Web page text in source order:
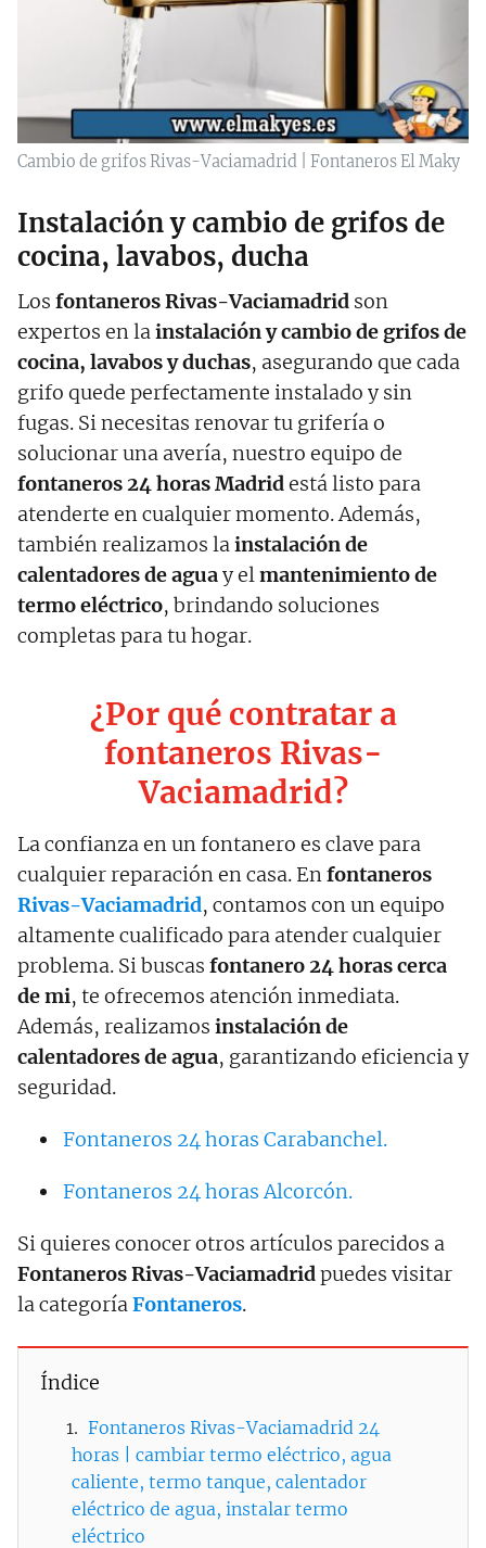
Cambio de grifos Rivas-Vaciamadrid | Fontaneros El Maky
Instalación y cambio de grifos de
cocina, lavabos, ducha
Los fontaneros Rivas-Vaciamadrid son
expertos en lainstalación y cambio de grifos de
cocina, lavabos y duchas, asegurando que cada
grifo quede perfectamente instalado y sin
fugas. Si necesitas renovar tu grifería o
solucionar una avería, nuestro equipo de
fontaneros 24 horas Madridestá listo para
atenderte en cualquier momento. Además,
también realizamos lainstalación de
calentadores de aguay elmantenimiento de
termo eléctrico, brindando soluciones
completas para tu hogar.
¿Por qué contratar a
fontaneros Rivas-
Vaciamadrid?
La confianza en un fontanero es clave para
cualquier reparación en casa. Enfontaneros
Rivas-Vaciamadrid, contamos con un equipo
altamente cualificado para atender cualquier
problema. Si buscas fontanero 24 horas cerca
de mi, te ofrecemos atención inmediata.
Además, realizamos instalación de
calentadores de agua, garantizando eficiencia y
seguridad.
Fontaneros 24 horas Carabanchel.
Fontaneros 24 horas Alcorcón.
Si quieres conocer otros artículos parecidos a
Fontaneros Rivas-Vaciamadridpuedes visitar
la categoríaFontaneros.
Índice
Fontaneros Rivas-Vaciamadrid 24
horas | cambiar termo eléctrico, agua
caliente, termo tanque, calentador
eléctrico de agua, instalar termo
eléctrico